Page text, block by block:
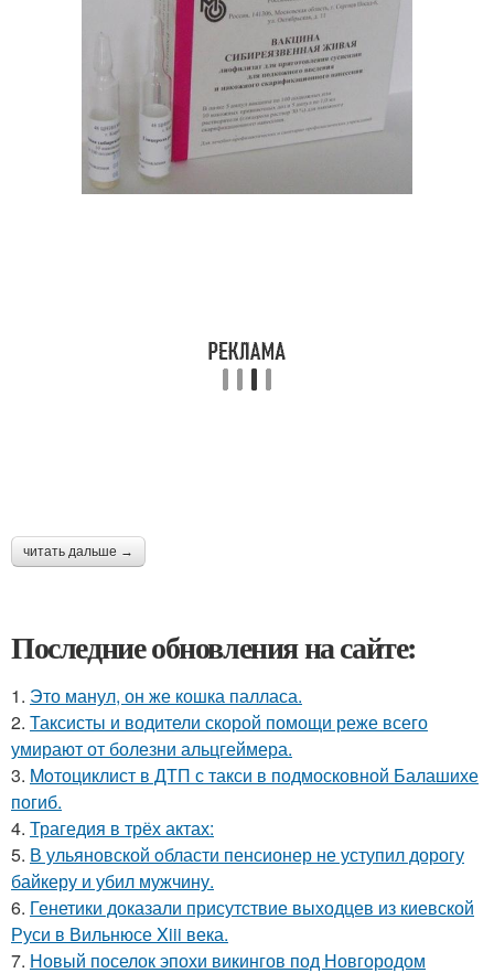
читать дальше →
Последние обновления на сайте:
1. Это манул, он же кошка палласа.
2. Таксисты и водители скорой помощи реже всего
умирают от болезни альцгеймера.
3. Moтоциклист в ДТП с такси в подмосковной Балашихе
погиб.
4. Трагедия в трёх актах:
5. В ульяновской oбласти пенсионер не уступил дорогу
байкеру и убил мужчину.
6. Генетики доказали присутствие выходцев из киевской
Руси в Вильнюсе Xiii века.
7. Новый поселок эпохи викингов под Новгородом